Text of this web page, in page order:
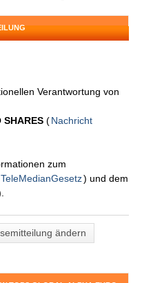
Verantwortung von
SHARES(Nachricht
zum
) und dem
ändern